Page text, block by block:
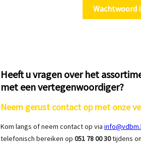
Wachtwoord
Heeft u vragen over het
met een vertegenwoordiger?
Neem gerust contact op met onze
Kom langs of neem contact op via
telefonisch bereiken op 051 78 00 30tijdens